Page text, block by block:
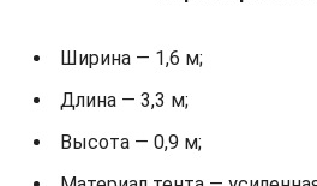
Ширина — 1,6 м;
Длина — 3,3 м;
Высота — 0,9 м;